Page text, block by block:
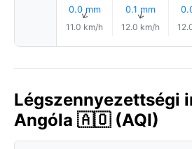
0.0 mm
↑
11.0 km/h
0.1 mm
↑
12.0 km/h
Légszennyezettségi
Angóla 🇦🇴 (AQI)